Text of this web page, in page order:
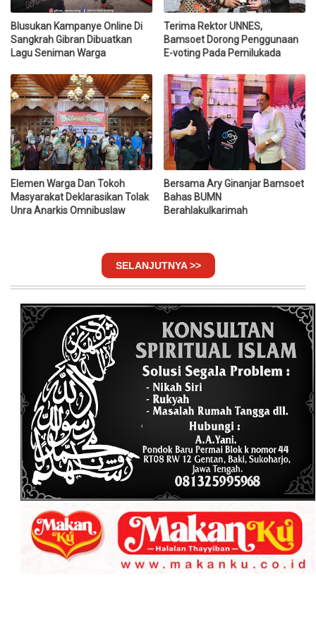
Blusukan Kampanye Online Di
Sangkrah Gibran Dibuatkan
Lagu Seniman Warga
Terima Rektor UNNES,
Bamsoet Dorong Penggunaan
E-voting Pada Pemilukada
Elemen Warga Dan Tokoh
Masyarakat Deklarasikan Tolak
Unra Anarkis Omnibuslaw
Bersama Ary Ginanjar Bamsoet
Bahas BUMN
Berahlakulkarimah
SELANJUTNYA >>